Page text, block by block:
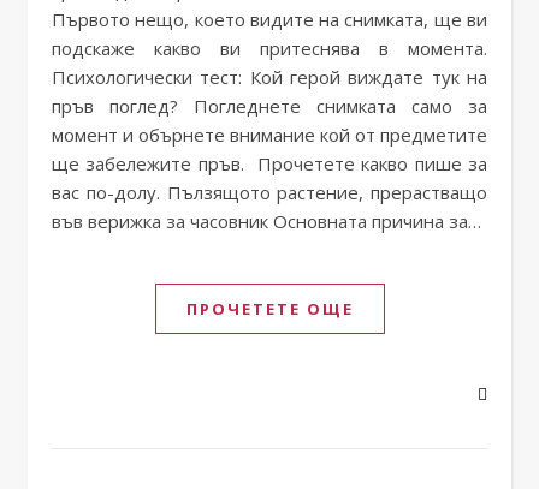
Първото нещо, което видите на снимката, ще ви
подскаже какво ви притеснява в момента.
Психологически тест: Кой герой виждате тук на
пръв поглед? Погледнете снимката само за
момент и обърнете внимание кой от предметите
ще забележите пръв. Прочетете какво пише за
вас по-долу. Пълзящото растение, прерастващо
във верижка за часовник Основната причина за…
ПРОЧЕТЕТЕ ОЩЕ